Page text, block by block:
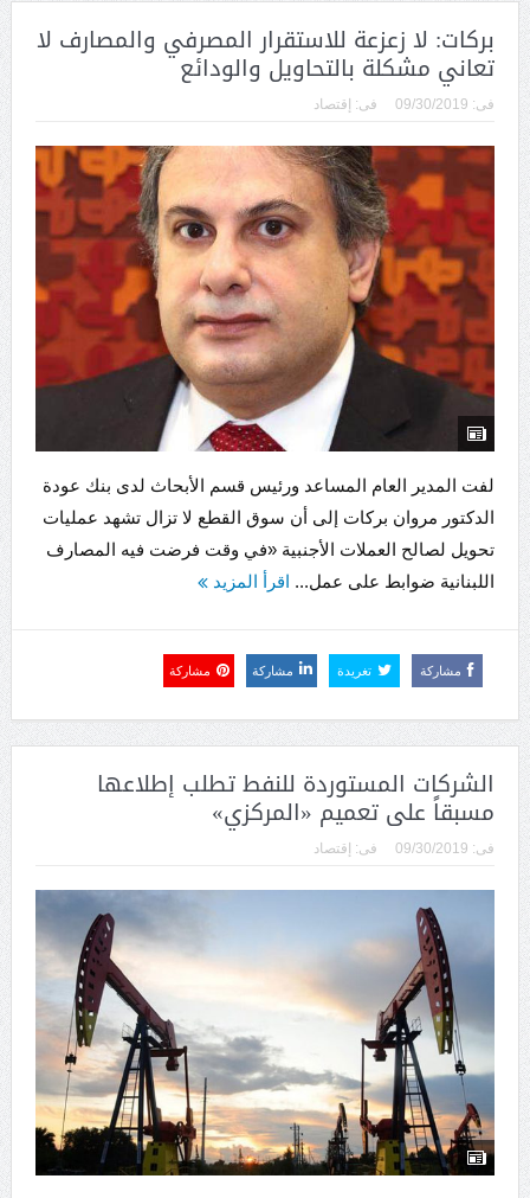
بركات: لا زعزعة للاستقرار المصرفي والمصارف لا
تعاني مشكلة بالتحاويل والودائع
فى: 09/30/2019 فى: إقتصاد
لفت المدير العام المساعد ورئيس قسم الأبحاث لدى بنك عودة
الدكتور مروان بركات إلى أن سوق القطع لا تزال تشهد عمليات
تحويل لصالح العملات الأجنبية «في وقت فرضت فيه المصارف
اللبنانية ضوابط على عمل... اقرأ المزيد
مشاركة تغريدة مشاركة مشاركة
الشركات المستوردة للنفط تطلب إطلاعها
مسبقاً على تعميم «المركزي»
فى: 09/30/2019 فى: إقتصاد